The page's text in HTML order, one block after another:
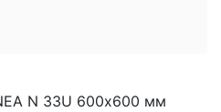
N 33U 600х600 мм